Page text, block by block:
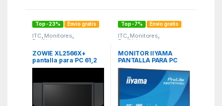
Top -23% Envío gratis
ITC, Monitores,
Periféricos
ZOWIE XL2566X+
pantalla para PC 61,2
cm (24.1″) 1920 x 1080
Top -7% Envío gratis
ITC, Monitores,
Periféricos
MONITOR IIYAMA
PANTALLA PARA PC
68,6 CM (27″) 1920 X
1080 PIXELES FULL HD
LED PANEL IPS
AJUSTABLE EN
ALTURA HDMI
DISPLAYPORT USB